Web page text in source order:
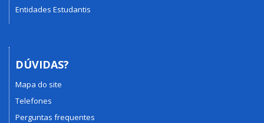
Entidades Estudantis
DÚVIDAS?
Mapa do site
Telefones
Perguntas frequentes